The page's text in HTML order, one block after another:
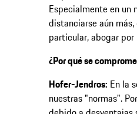
Especialmente en un
distanciarse aún
particular, abogar por
¿Por qué se
Hofer-Jendros: En la
nuestras "normas".